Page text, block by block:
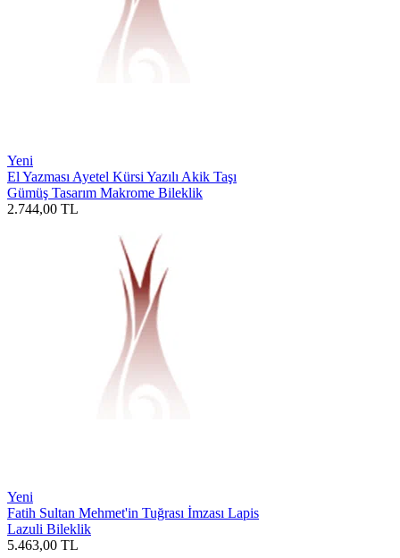
Yeni
El Yazması Ayetel Kürsi Yazılı Akik Taşı
Gümüş Tasarım Makrome Bileklik
2.744,00 TL
Yeni
Fatih Sultan Mehmet'in Tuğrası İmzası Lapis
Lazuli Bileklik
5.463,00 TL